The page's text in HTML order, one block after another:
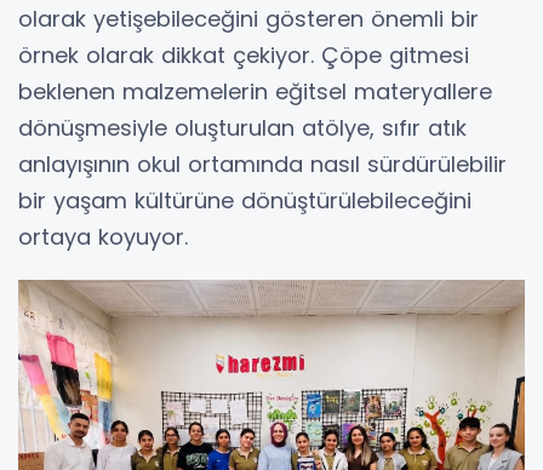
olarak yetişebileceğini gösteren önemli bir
örnek olarak dikkat çekiyor. Çöpe gitmesi
beklenen malzemelerin eğitsel materyallere
dönüşmesiyle oluşturulan atölye, sıfır atık
anlayışının okul ortamında nasıl sürdürülebilir
bir yaşam kültürüne dönüştürülebileceğini
ortaya koyuyor.